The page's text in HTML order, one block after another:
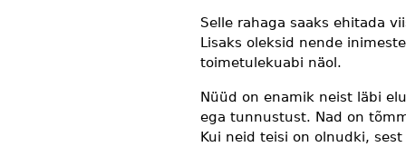
Selle rahaga saaks ehitada
Lisaks oleksid nende
toimetulekuabi näol.
Nüüd on enamik neist läbi
ega tunnustust. Nad on
Kui neid teisi on olnudki,